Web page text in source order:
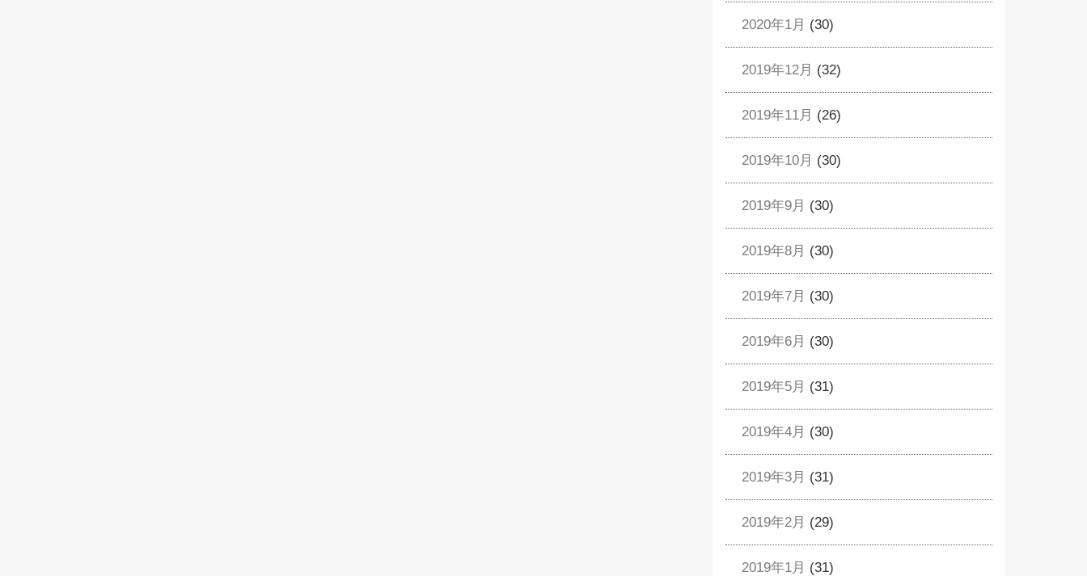
2020年1月 (30)
2019年12月 (32)
2019年11月 (26)
2019年10月 (30)
2019年9月 (30)
2019年8月 (30)
2019年7月 (30)
2019年6月 (30)
2019年5月 (31)
2019年4月 (30)
2019年3月 (31)
2019年2月 (29)
2019年1月 (31)